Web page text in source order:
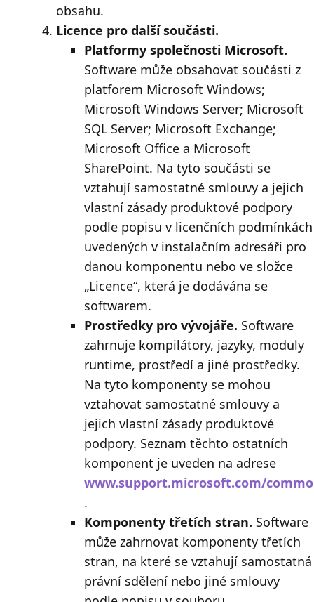
obsahu.
Licence pro další součásti.
Platformy společnosti Microsoft.
Software může obsahovat součásti z
platforem Microsoft Windows;
Microsoft Windows Server; Microsoft
SQL Server; Microsoft Exchange;
Microsoft Office a Microsoft
SharePoint. Na tyto součásti se
vztahují samostatné smlouvy a jejich
vlastní zásady produktové podpory
podle popisu v licenčních podmínkách
uvedených v instalačním adresáři pro
danou komponentu nebo ve složce
„Licence“, která je dodávána se
softwarem.
Prostředky pro vývojáře. Software
zahrnuje kompilátory, jazyky, moduly
runtime, prostředí a jiné prostředky.
Na tyto komponenty se mohou
vztahovat samostatné smlouvy a
jejich vlastní zásady produktové
podpory. Seznam těchto ostatních
komponent je uveden na adrese
www.support.microsoft.com/
.
Komponenty třetích stran. Software
může zahrnovat komponenty třetích
stran, na které se vztahují samostatná
právní sdělení nebo jiné smlouvy